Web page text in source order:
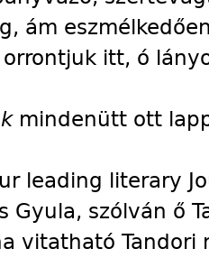
ám
itt, ó
mindenütt ott
leading literary
Gyula, szólván ő
vitatható Tandori